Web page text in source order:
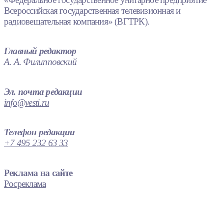
Всероссийская государственная телевизионная и
радиовещательная компания» (ВГТРК).
Главный редактор
А. А. Филипповский
Эл. почта редакции
info@vesti.ru
Телефон редакции
+7 495 232 63 33
Реклама на сайте
Росреклама